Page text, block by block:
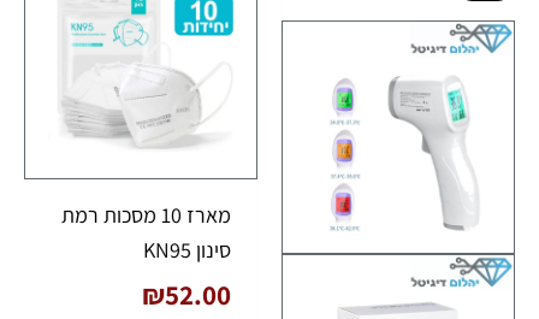
היה:
₪91.00.
הוא:
מארז 10 מסכות רמת
סינון KN95
₪52.00